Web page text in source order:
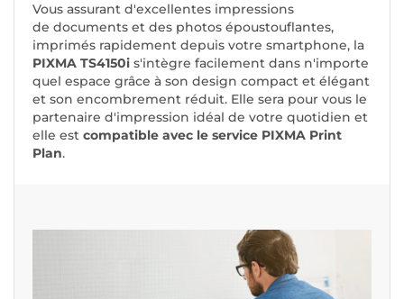
Vous assurant d'excellentes impressions
de documents et des photos époustouflantes,
imprimés rapidement depuis votre smartphone, la
PIXMA TS4150i s'intègre facilement dans n'importe
quel espace grâce à son design compact et élégant
et son encombrement réduit. Elle sera pour vous le
partenaire d'impression idéal de votre quotidien et
elle est compatible avec le service PIXMA Print
Plan.